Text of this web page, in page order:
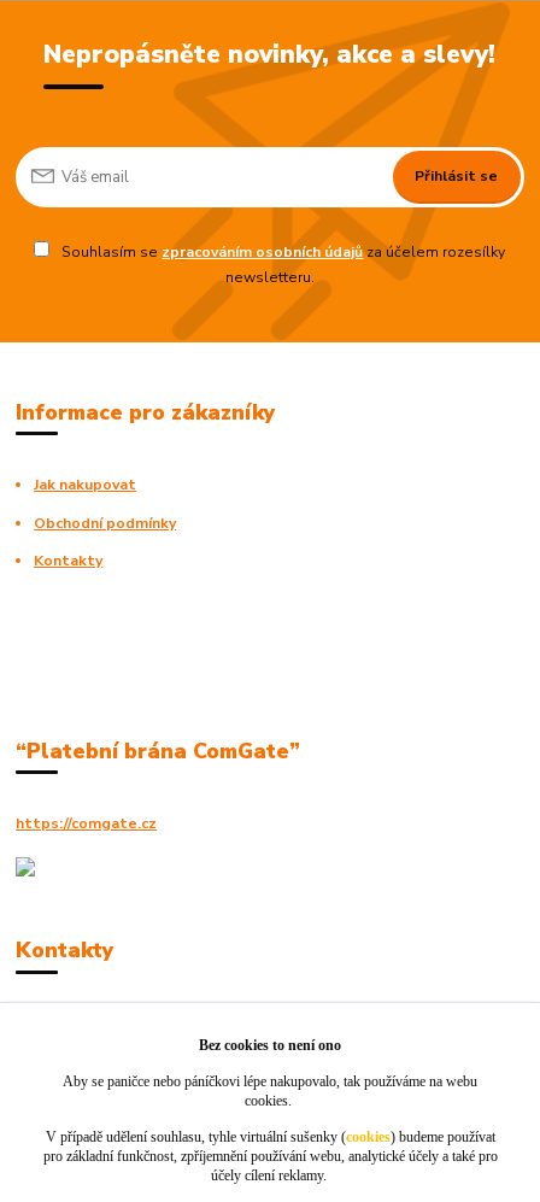
Nepropásněte novinky, akce a slevy!
Přihlásit se
Souhlasím se zpracováním osobních údajůza účelem rozesílky
newsletteru.
Informace pro zákazníky
Jak nakupovat
Obchodní podmínky
Kontakty
“Platební brána ComGate”
https://comgate.cz
Kontakty
info@jackie-shop.cz
Bez cookies to není ono
Aby se paničce nebo páníčkovi lépe nakupovalo, tak používáme na webu
cookies.
V případě udělení souhlasu, tyhle virtuální sušenky (cookies) budeme používat
pro základní funkčnost, zpříjemnění používání webu, analytické účely a také pro
účely cílení reklamy.